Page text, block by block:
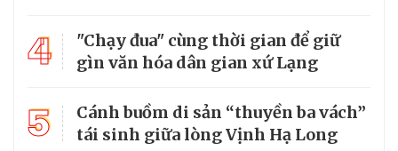
4
"Chạy đua" cùng thời gian để giữ
gìn văn hóa dân gian xứ Lạng
5
Cánh buồm di sản “thuyền ba vách”
tái sinh giữa lòng Vịnh Hạ Long